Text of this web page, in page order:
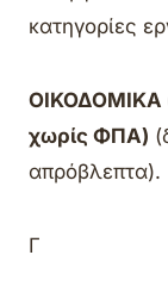
κατηγορίες
ΟΙΚΟΔΟΜΙΚΑ
χωρίς ΦΠΑ)
απρόβλεπτα).
Γ